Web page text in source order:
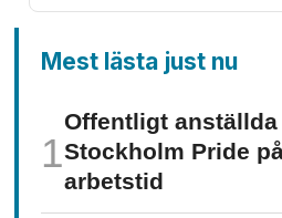
Mest lästa just nu
Offentligt
Stockholm Pride
arbetstid